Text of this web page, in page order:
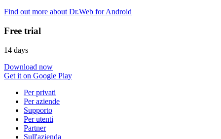
Find out more about Dr.Web for Android
Free trial
14 days
Download now
Get it on Google Play
Per privati
Per aziende
Supporto
Per utenti
Partner
Sull'azienda